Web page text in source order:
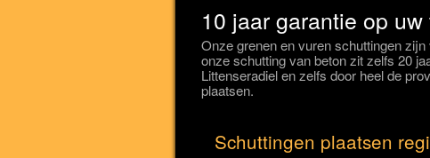
10 jaar garantie op
Onze grenen en vuren schuttingen
onze schutting van beton zit zelfs 20
Littenseradiel en zelfs door heel de
plaatsen.
Schuttingen plaatsen